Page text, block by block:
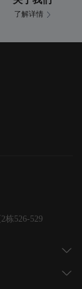
了解详情
栋526-529